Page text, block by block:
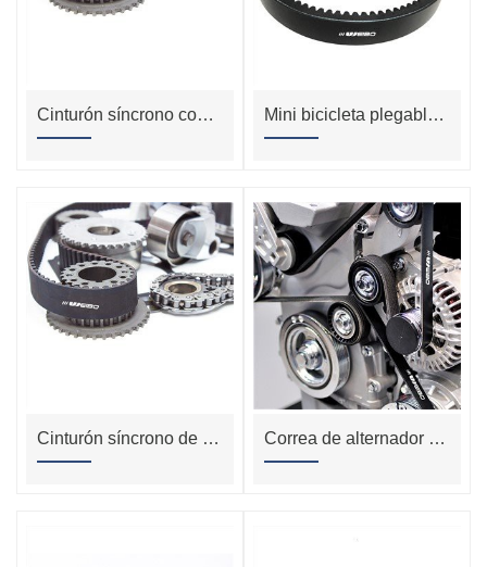
Cinturón síncrono con revestimiento de caucho rojo tipo L con agujeros de perforación Mini bicicleta plegable para niños con suspensión completa
Cinturón síncrono de un solo diente de goma de alta calidad personalizado Correa de alternador para el autobús Daewoo partes 8pk 1460